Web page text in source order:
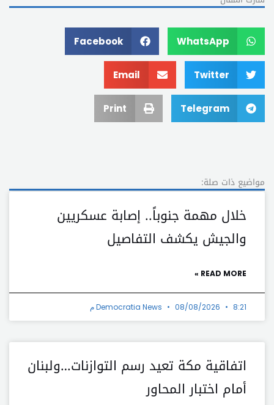
WhatsApp
Facebook
Twitter
Email
Telegram
Print
مواضيع ذات صلة:
خلال مهمة جنوباً.. إصابة عسكريين
والجيش يكشف التفاصيل
READ MORE »
Democratia News 08/08/2026 8:21 م
اتفاقية مكة تعيد رسم التوازنات…ولبنان
أمام اختبار المحاور